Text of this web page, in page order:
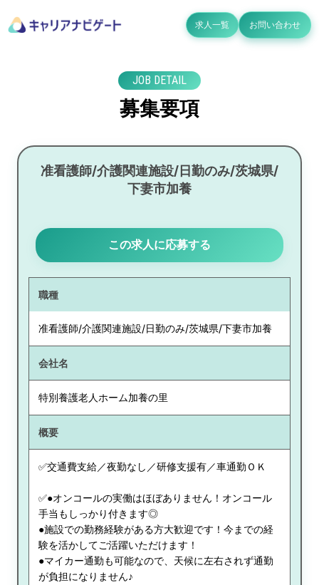
求人一覧 お問い合わせ
JOB DETAIL
募集要項
准看護師/介護関連施設/日勤のみ/茨城県/
下妻市加養
この求人に応募する
職種
准看護師/介護関連施設/日勤のみ/茨城県/下妻市加養
会社名
特別養護老人ホーム加養の里
概要
✅交通費支給／夜勤なし／研修支援有／車通勤ＯＫ
✅●オンコールの実働はほぼありません！オンコール
手当もしっかり付きます◎
●施設での勤務経験がある方大歓迎です！今までの経
験を活かしてご活躍いただけます！
●マイカー通勤も可能なので、天候に左右されず通勤
が負担になりません♪